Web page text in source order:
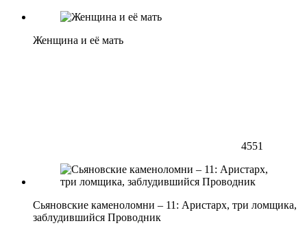
Женщина и её мать
4551
Сьяновские каменоломни – 11: Аристарх, три ломщика,
заблудившийся Проводник